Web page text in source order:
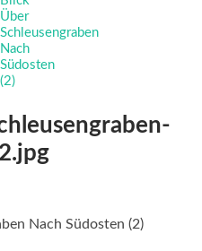
Nach Südosten (2)